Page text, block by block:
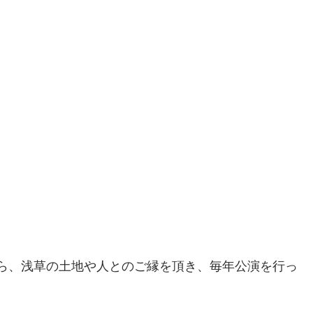
浅草の土地や人とのご縁を頂き、毎年公演を行っ